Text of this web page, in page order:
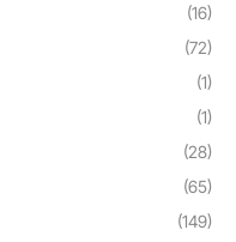
(16)
(72)
(1)
(1)
(28)
(65)
(149)